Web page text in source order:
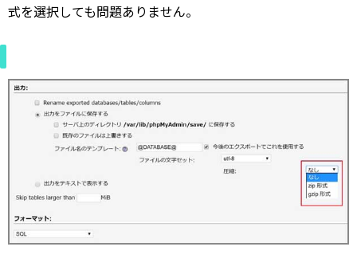
式を選択しても問題ありません。